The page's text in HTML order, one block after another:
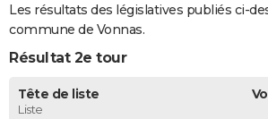
Les résultats des législatives publiés ci-
commune de Vonnas.
Résultat 2e tour
Tête de liste
Liste